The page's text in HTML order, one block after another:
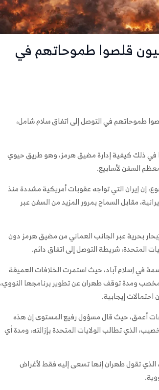
قلصوا طموحاتهم في
طموحاتهم في التوصل إلى اتفاق سلام شامل،
في ذلك كيفية إدارة مضيق هرمز، وهو طريق حيوي
إيران التي تواجه عقوبات أمريكية مشددة منذ
مقابل السماح بمرور المزيد من السفن عبر
بحرية عبر الجانب العماني من مضيق هرمز دون
المتحدة، شريطة التوصل إلى اتفاق دائم.
في إسلام آباد، حيث استمرت الخلافات العميقة
ومدة توقف طهران عن تطوير برنامجها النووي،
إيجابية.
أعمق، حيث قال مسؤول رفيع المستوى إن هذه
الذي تطالب الولايات المتحدة بإزالته، ومدة أي
الذي تقول طهران إنها تسعى إليه فقط لأغراض